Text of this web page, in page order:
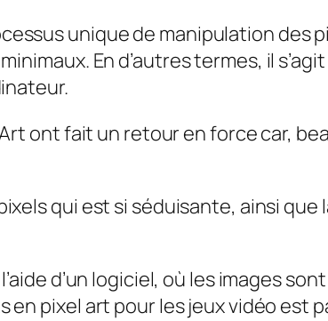
unique de manipulation des
En d’autres termes, il
ont fait un retour en force car,
qui est si séduisante, ainsi
d’un logiciel, où les images
pixel art pour les jeux vidéo est